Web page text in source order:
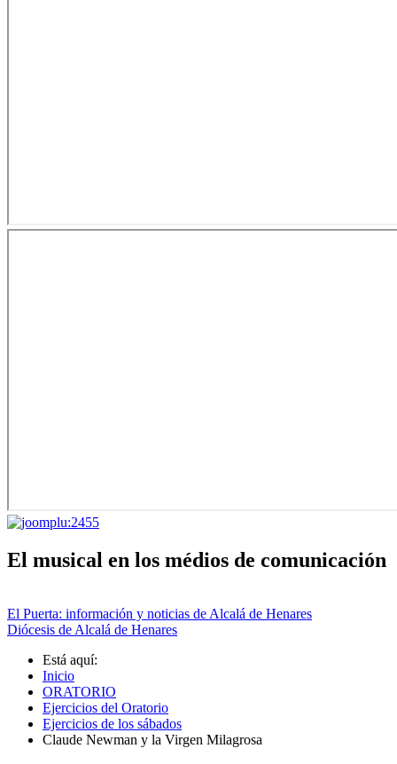
El musical en los médios de comunicación
El Puerta: información y noticias de Alcalá de Henares
Diócesis de Alcalá de Henares
Está aquí:
Inicio
ORATORIO
Ejercicios del Oratorio
Ejercicios de los sábados
Claude Newman y la Virgen Milagrosa